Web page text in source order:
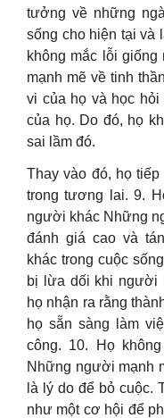
tưởng về những
sống cho hiện tại và
không mắc lỗi
mạnh mẽ về tinh
vi của họ và học
của họ. Do đó, họ
sai lầm đó.
Thay vào đó, họ
trong tương lai. 9.
người khác Những
đánh giá cao và
khác trong cuộc
bị lừa dối khi người
họ nhận ra rằng
họ sẵn sàng làm
công. 10. Họ
Những người mạnh
là lý do để bỏ cuộc.
như một cơ hội để